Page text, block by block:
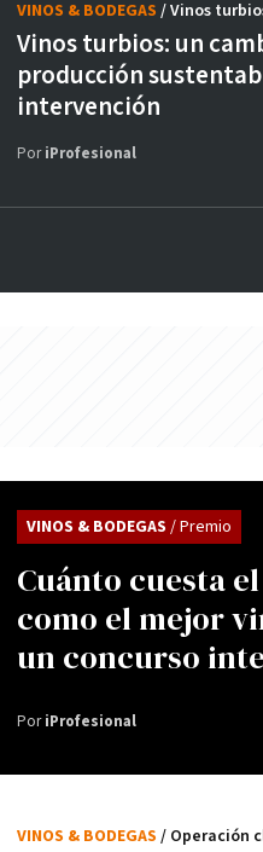
Vinos turbios: un
producción
intervención
VINOS & BODEGAS / Vinos
PoriProfesional
Cuánto cuesta
como el mejor
un concurso
VINOS & BODEGAS / Premio
PoriProfesional
VINOS & BODEGAS / Operación